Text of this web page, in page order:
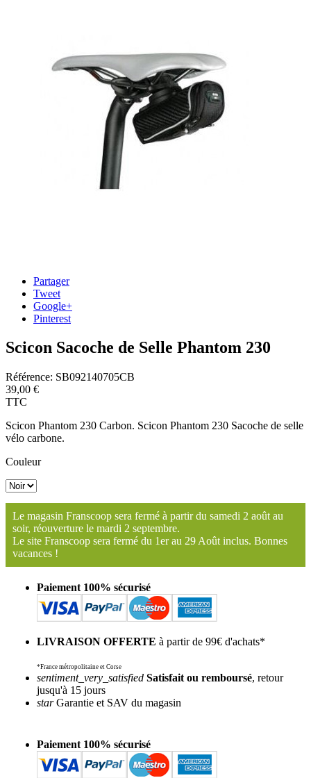
Partager
Tweet
Google+
Pinterest
Scicon Sacoche de Selle Phantom 230
Référence: SB092140705CB
39,00 €
TTC
Scicon Phantom 230 Carbon. Scicon Phantom 230 Sacoche de selle
vélo carbone.
Couleur
Le magasin Franscoop sera fermé à partir du samedi 2 août au
soir, réouverture le mardi 2 septembre.
Le site Franscoop sera fermé du 1er au 29 Août inclus. Bonnes
vacances !
Paiement 100% sécurisé
LIVRAISON OFFERTE à partir de 99€ d'achats*
*France métropolitaine et Corse
sentiment_very_satisfied Satisfait ou remboursé, retour
jusqu'à 15 jours
starGarantie et SAV du magasin
Paiement 100% sécurisé